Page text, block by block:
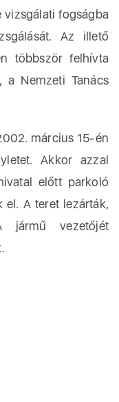
vizsgálati fogságba
Az illető
többször felhívta
a Nemzeti Tanács
március 15-én
Akkor azzal
előtt parkoló
el. A teret lezárták,
vezetőjét